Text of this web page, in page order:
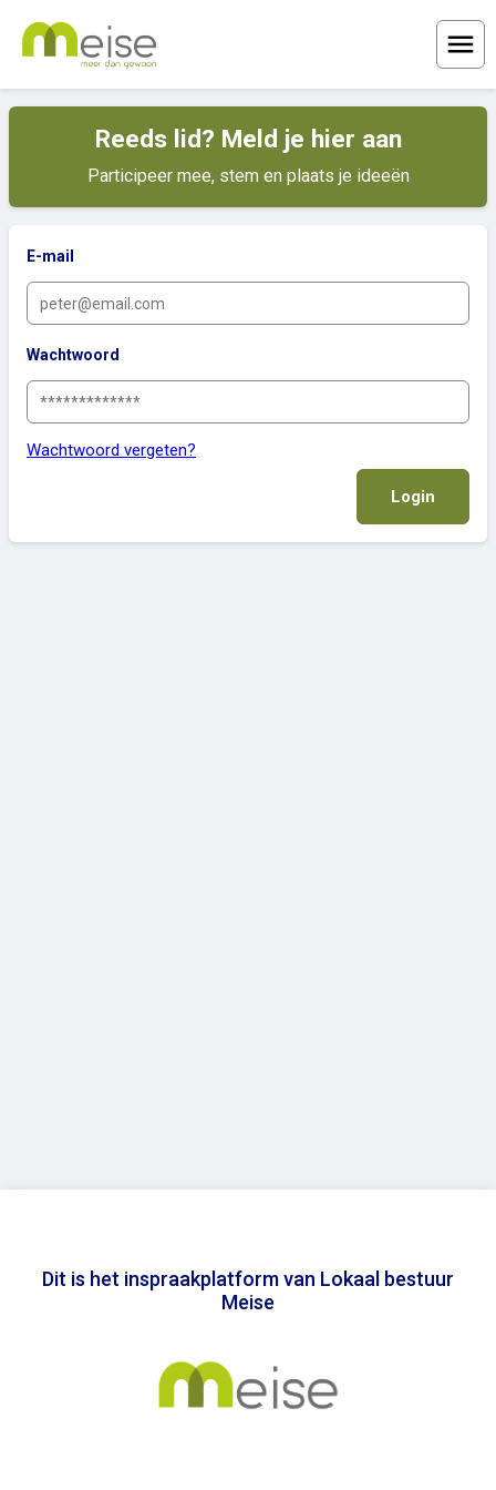
Reeds lid? Meld je hier aan
Participeer mee, stem en plaats je ideeën
E-mail
Wachtwoord
Wachtwoord vergeten?
Login
Dit is het inspraakplatform van Lokaal bestuur
Meise